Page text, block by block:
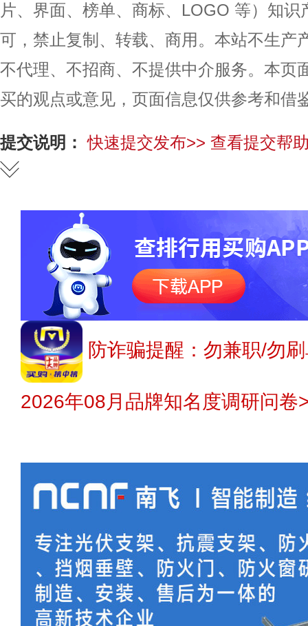
片、界面、榜单、商标、LOGO 等）知
可，禁止复制、转载、商用。本站不生产
不代理、不招商、不提供中介服务。本页
买的观点或意见，页面信息仅供参考和借
提交说明： 快速提交发布>> 查看提交帮
防诈骗提醒：勿兼职/勿
2026年08月品牌知名度调研问卷